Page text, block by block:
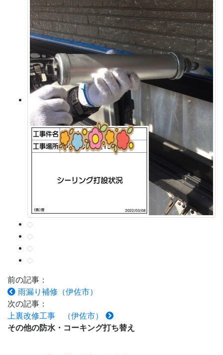
前の記事：
雨漏り補修（伊佐市）
次の記事：
上裏改修工事 （伊佐市）
その他の防水・コーキング打ち替え